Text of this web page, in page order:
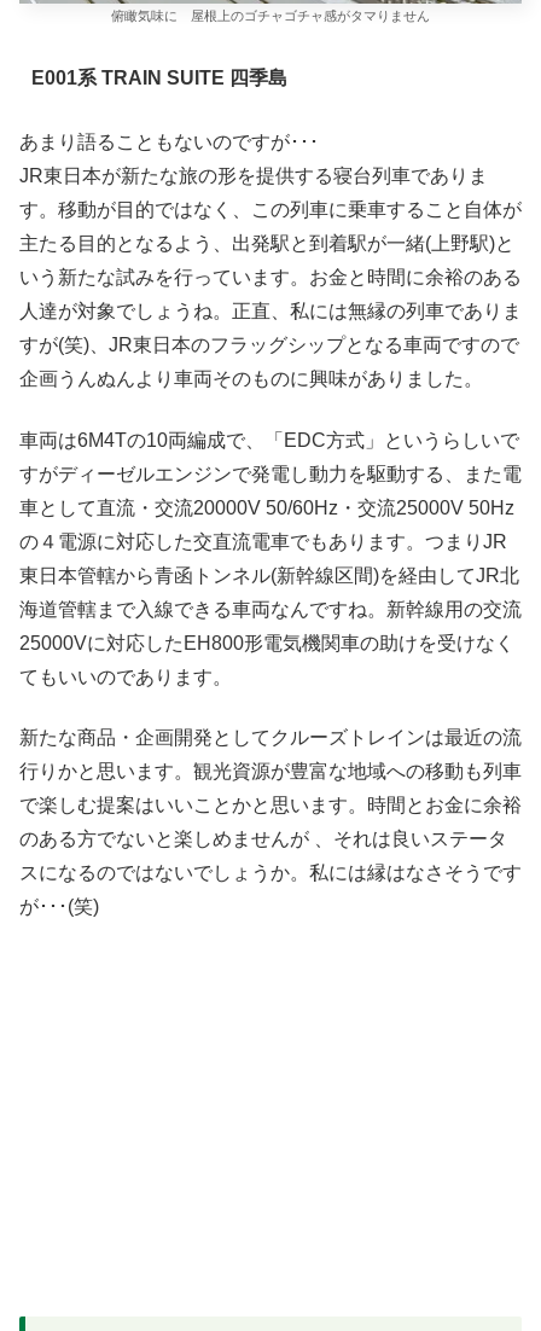
俯瞰気味に 屋根上のゴチャゴチャ感がタマりません
E001系 TRAIN SUITE 四季島
あまり語ることもないのですが･･･
JR東日本が新たな旅の形を提供する寝台列車でありま
す。移動が目的ではなく、この列車に乗車すること自体が
主たる目的となるよう、出発駅と到着駅が一緒(上野駅)と
いう新たな試みを行っています。お金と時間に余裕のある
人達が対象でしょうね。正直、私には無縁の列車でありま
すが(笑)、JR東日本のフラッグシップとなる車両ですので
企画うんぬんより車両そのものに興味がありました。
車両は6M4Tの10両編成で、「EDC方式」というらしいで
すがディーゼルエンジンで発電し動力を駆動する、また電
車として直流・交流20000V 50/60Hz・交流25000V 50Hz
の４電源に対応した交直流電車でもあります。つまりJR
東日本管轄から青函トンネル(新幹線区間)を経由してJR北
海道管轄まで入線できる車両なんですね。新幹線用の交流
25000Vに対応したEH800形電気機関車の助けを受けなく
てもいいのであります。
新たな商品・企画開発としてクルーズトレインは最近の流
行りかと思います。観光資源が豊富な地域への移動も列車
で楽しむ提案はいいことかと思います。時間とお金に余裕
のある方でないと楽しめませんが 、それは良いステータ
スになるのではないでしょうか。私には縁はなさそうです
が･･･(笑)